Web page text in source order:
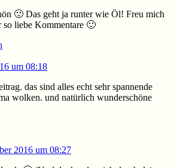
🙂 Das geht ja runter wie Öl! Freu mich
so liebe Kommentare 🙂
um 08:18
das sind alles echt sehr spannende
wolken. und natürlich wunderschöne
2016 um 08:27